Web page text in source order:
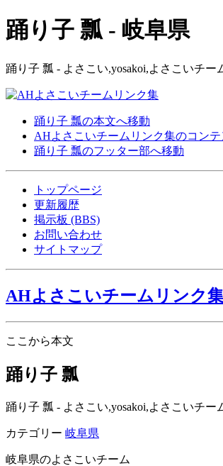
踊り子 瓢 - 岐阜県
踊り子 瓢 - よさこい,yosakoi,よさこいチ
踊り子 瓢の本文へ移動
AHよさこいチームリンク集のコン
踊り子 瓢のフッター部へ移動
トップページ
更新履歴
掲示板 (BBS)
お問い合わせ
サイトマップ
AHよさこいチームリンク
ここから本文
踊り子 瓢
踊り子 瓢 - よさこい,yosakoi,よさこいチ
カテゴリー 岐阜県
岐阜県のよさこいチーム